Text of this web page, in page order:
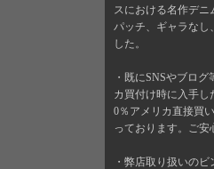
スにおける名作デニ
パッチ、ギャラなし
した。
・既にSNSやブロ
カ買付け時に入手し
0％アメリカ直接買
っております。ご安
・弊店取り扱いの